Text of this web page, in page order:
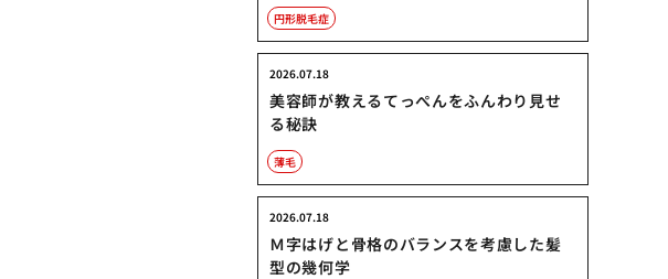
円形脱毛症
美容師が教えるてっぺんをふんわり見せ
る秘訣
2026.07.18
薄毛
Ｍ字はげと骨格のバランスを考慮した髪
型の幾何学
2026.07.18